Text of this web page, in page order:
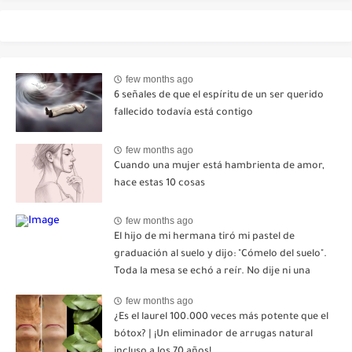
few months ago
6 señales de que el espíritu de un ser querido
fallecido todavía está contigo
few months ago
Cuando una mujer está hambrienta de amor,
hace estas 10 cosas
few months ago
El hijo de mi hermana tiró mi pastel de
graduación al suelo y dijo: "Cómelo del suelo".
Toda la mesa se echó a reír. No dije ni una
un mensaje: "Hemos decidido cortar todo
contacto. Aléjate para siempre"-nhuy
few months ago
¿Es el laurel 100.000 veces más potente que el
bótox? | ¡Un eliminador de arrugas natural